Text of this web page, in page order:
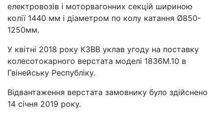
електровозів і моторвагонних секцій шириною
колії 1440 мм і діаметром по колу катання Ø850-
1250мм.
У квітні 2018 року КЗВВ уклав угоду на поставку
колесотокарного верстата моделі 1836М.10 в
Гвінейську Республіку.
Відвантаження верстата замовнику було здійснено
14 січня 2019 року.